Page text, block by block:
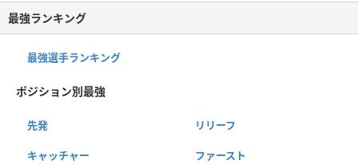
最強ランキング
最強選手ランキング
ポジション別最強
先発 リリーフ
キャッチャー ファースト